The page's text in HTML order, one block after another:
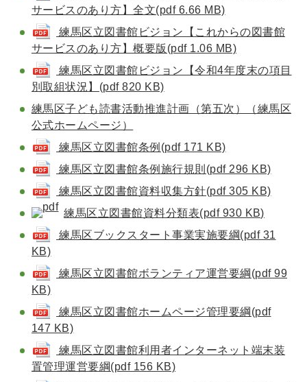
サービスのあり方】全文(pdf 6.66 MB)
練馬区立図書館ビジョン【これからの図書館
サービスのあり方】概要版(pdf 1.06 MB)
練馬区立図書館ビジョン【令和4年度末の項目
別取組状況】(pdf 820 KB)
練馬区子ども読書活動推進計画（第五次）（練馬区
公式ホームページ）
練馬区立図書館条例(pdf 171 KB)
練馬区立図書館条例施行規則(pdf 296 KB)
練馬区立図書館資料収集方針(pdf 305 KB)
練馬区立図書館資料分類表(pdf 930 KB)
練馬区ブックスタート事業実施要綱(pdf 31
KB)
練馬区立図書館ボランティア運営要綱(pdf 99
KB)
練馬区立図書館ホームページ管理要綱(pdf
147 KB)
練馬区立図書館利用者インターネット端末装
置管理運営要綱(pdf 156 KB)